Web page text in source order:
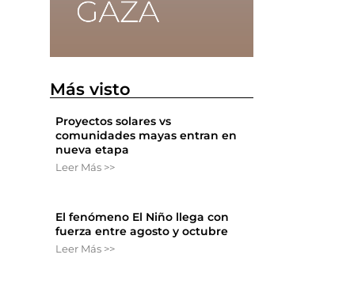
Más visto
Proyectos solares vs
comunidades mayas entran en
nueva etapa
Leer Más >>
El fenómeno El Niño llega con
fuerza entre agosto y octubre
Leer Más >>